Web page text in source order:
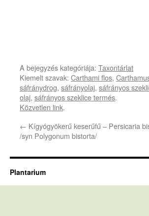
A bejegyzés kategóriája: Taxontárlat
Kiemelt szavak: Carthami flos,
sáfránydrog, sáfrányolaj, sáfrányos
olaj, sáfrányos szeklice termés.
Közvetlen link.
← Kígyógyökerű keserűfű – Persicaria
/syn Polygonum bistorta/
Plantarium